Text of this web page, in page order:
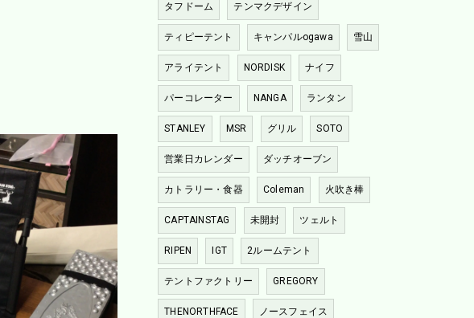
タフドーム テンマクデザイン
ティピーテント キャンパルogawa 雪山
アライテント NORDISK ナイフ
パーコレーター NANGA ランタン
STANLEY MSR グリル SOTO
営業日カレンダー ダッチオーブン
カトラリー・食器 Coleman 火吹き棒
CAPTAINSTAG 未開封 ツェルト
RIPEN IGT 2ルームテント
テントファクトリー GREGORY
THENORTHFACE ノースフェイス